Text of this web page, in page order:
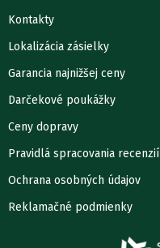
Kontakty
Lokalizácia zásielky
Garancia najnižšej ceny
Darčekové poukážky
Ceny dopravy
Pravidlá spracovania recenzií
Ochrana osobných údajov
Reklamačné podmienky